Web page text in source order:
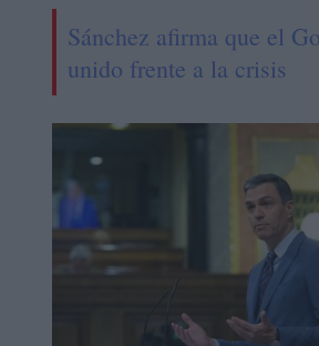
Sánchez afirma que el
unido frente a la crisis